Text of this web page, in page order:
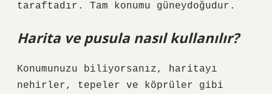
taraftadır. Tam konumu güneydoğudur.
Harita ve pusula nasıl kullanılır?
Konumunuzu biliyorsanız, haritayı
nehirler, tepeler ve köprüler gibi